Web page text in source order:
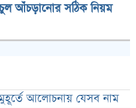
চুল আঁচড়ানোর সঠিক নিয়ম
আলোচনায় যেসব নাম